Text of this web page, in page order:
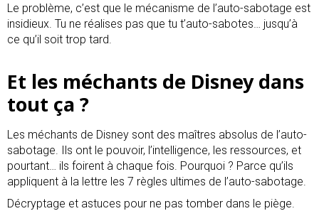
Le problème, c’est que le mécanisme de l’auto-sabotage est
insidieux. Tu ne réalises pas que tu t’auto-sabotes… jusqu’à
ce qu’il soit trop tard.
Et les méchants de Disney dans
tout ça ?
Les méchants de Disney sont des maîtres absolus de l’auto-
sabotage. Ils ont le pouvoir, l’intelligence, les ressources, et
pourtant… ils foirent à chaque fois. Pourquoi ? Parce qu’ils
appliquent à la lettre les 7 règles ultimes de l’auto-sabotage.
Décryptage et astuces pour ne pas tomber dans le piège.